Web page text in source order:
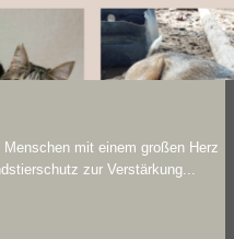
mit einem großen Herz
zur Verstärkung...